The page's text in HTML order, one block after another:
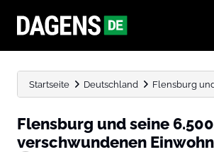
Startseite Deutschland Flensburg
Flensburg und seine 6.500
verschwundenen